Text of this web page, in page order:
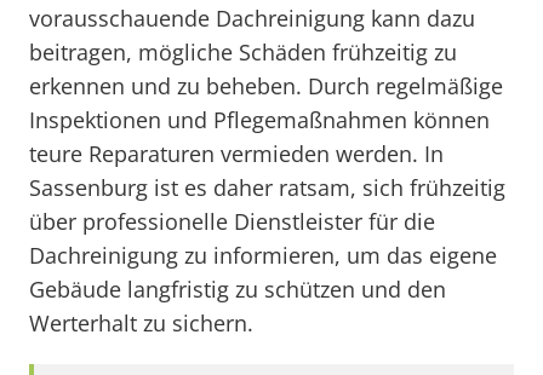
vorausschauende Dachreinigung kann dazu
beitragen, mögliche Schäden frühzeitig zu
erkennen und zu beheben. Durch regelmäßige
Inspektionen und Pflegemaßnahmen können
teure Reparaturen vermieden werden. In
Sassenburg ist es daher ratsam, sich frühzeitig
über professionelle Dienstleister für die
Dachreinigung zu informieren, um das eigene
Gebäude langfristig zu schützen und den
Werterhalt zu sichern.